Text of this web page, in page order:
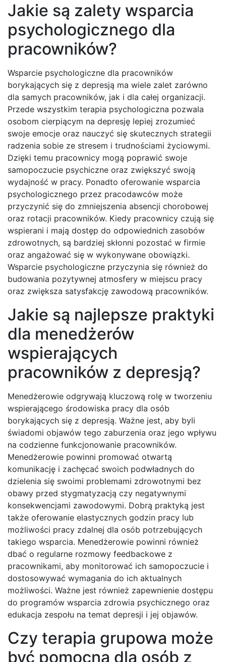
Jakie są zalety wsparcia
psychologicznego dla
pracowników?
Wsparcie psychologiczne dla pracowników
borykających się z depresją ma wiele zalet zarówno
dla samych pracowników, jak i dla całej organizacji.
Przede wszystkim terapia psychologiczna pozwala
osobom cierpiącym na depresję lepiej zrozumieć
swoje emocje oraz nauczyć się skutecznych strategii
radzenia sobie ze stresem i trudnościami życiowymi.
Dzięki temu pracownicy mogą poprawić swoje
samopoczucie psychiczne oraz zwiększyć swoją
wydajność w pracy. Ponadto oferowanie wsparcia
psychologicznego przez pracodawców może
przyczynić się do zmniejszenia absencji chorobowej
oraz rotacji pracowników. Kiedy pracownicy czują się
wspierani i mają dostęp do odpowiednich zasobów
zdrowotnych, są bardziej skłonni pozostać w firmie
oraz angażować się w wykonywane obowiązki.
Wsparcie psychologiczne przyczynia się również do
budowania pozytywnej atmosfery w miejscu pracy
oraz zwiększa satysfakcję zawodową pracowników.
Jakie są najlepsze praktyki
dla menedżerów
wspierających
pracowników z depresją?
Menedżerowie odgrywają kluczową rolę w tworzeniu
wspierającego środowiska pracy dla osób
borykających się z depresją. Ważne jest, aby byli
świadomi objawów tego zaburzenia oraz jego wpływu
na codzienne funkcjonowanie pracowników.
Menedżerowie powinni promować otwartą
komunikację i zachęcać swoich podwładnych do
dzielenia się swoimi problemami zdrowotnymi bez
obawy przed stygmatyzacją czy negatywnymi
konsekwencjami zawodowymi. Dobrą praktyką jest
także oferowanie elastycznych godzin pracy lub
możliwości pracy zdalnej dla osób potrzebujących
takiego wsparcia. Menedżerowie powinni również
dbać o regularne rozmowy feedbackowe z
pracownikami, aby monitorować ich samopoczucie i
dostosowywać wymagania do ich aktualnych
możliwości. Ważne jest również zapewnienie dostępu
do programów wsparcia zdrowia psychicznego oraz
edukacja zespołu na temat depresji i jej objawów.
Czy terapia grupowa może
być pomocna dla osób z